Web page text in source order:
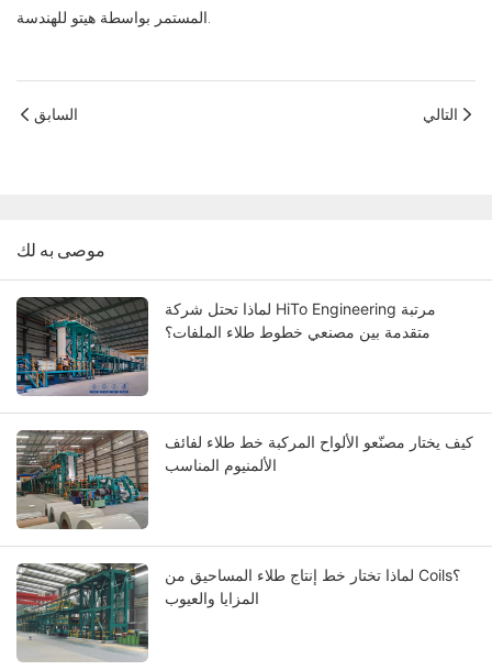
المستمر بواسطةهيتو للهندسة.
السابق التالي
موصى به لك
لماذا تحتل شركة HiTo Engineering مرتبة
متقدمة بين مصنعي خطوط طلاء الملفات؟
كيف يختار مصنّعو الألواح المركبة خط طلاء لفائف
الألمنيوم المناسب
لماذا تختار خط إنتاج طلاء المساحيق من Coils؟
المزايا والعيوب